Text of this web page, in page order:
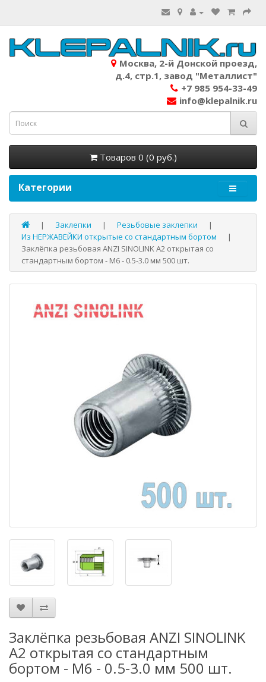
Москва, 2-й Донской проезд,
д.4, стр.1, завод "Металлист"
+7 985 954-33-49
info@klepalnik.ru
Товаров 0 (0 руб.)
Категории
Заклепки
Резьбовые заклепки
Из НЕРЖАВЕЙКИ открытые со стандартным бортом
Заклёпка резьбовая ANZI SINOLINK A2 открытая со
стандартным бортом - М6 - 0.5-3.0 мм 500 шт.
Заклёпка резьбовая ANZI SINOLINK
A2 открытая со стандартным
бортом - М6 - 0.5-3.0 мм 500 шт.